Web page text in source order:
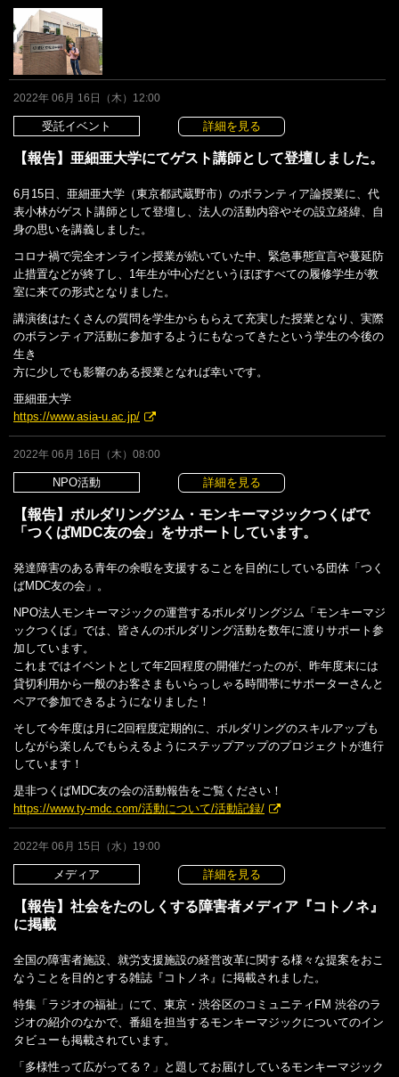
2022年 06月 16日（木）12:00
受託イベント 詳細を見る
【報告】亜細亜大学にてゲスト講師として登壇しました。
6月15日、亜細亜大学（東京都武蔵野市）のボランティア論授業に、代
表小林がゲスト講師として登壇し、法人の活動内容やその設立経緯、自
身の思いを講義しました。
コロナ禍で完全オンライン授業が続いていた中、緊急事態宣言や蔓延防
止措置などが終了し、1年生が中心だというほぼすべての履修学生が教
室に来ての形式となりました。
講演後はたくさんの質問を学生からもらえて充実した授業となり、実際
のボランティア活動に参加するようにもなってきたという学生の今後の
生き
方に少しでも影響のある授業となれば幸いです。
亜細亜大学
https://www.asia-u.ac.jp/
2022年 06月 16日（木）08:00
NPO活動 詳細を見る
【報告】ボルダリングジム・モンキーマジックつくばで
「つくばMDC友の会」をサポートしています。
発達障害のある青年の余暇を支援することを目的にしている団体「つく
ばMDC友の会」。
NPO法人モンキーマジックの運営するボルダリングジム「モンキーマジ
ックつくば」では、皆さんのボルダリング活動を数年に渡りサポート参
加しています。
これまではイベントとして年2回程度の開催だったのが、昨年度末には
貸切利用から一般のお客さまもいらっしゃる時間帯にサポーターさんと
ペアで参加できるようになりました！
そして今年度は月に2回程度定期的に、ボルダリングのスキルアップも
しながら楽しんでもらえるようにステップアップのプロジェクトが進行
しています！
是非つくばMDC友の会の活動報告をご覧ください！
https://www.ty-mdc.com/活動について/活動記録/
2022年 06月 15日（水）19:00
メディア 詳細を見る
【報告】社会をたのしくする障害者メディア『コトノネ』
に掲載
全国の障害者施設、就労支援施設の経営改革に関する様々な提案をおこ
なうことを目的とする雑誌『コトノネ』に掲載されました。
特集「ラジオの福祉」にて、東京・渋谷区のコミュニティFM 渋谷のラ
ジオの紹介のなかで、番組を担当するモンキーマジックについてのイン
タビューも掲載されています。
「多様性って広がってる？」と題してお届けしているモンキーマジック